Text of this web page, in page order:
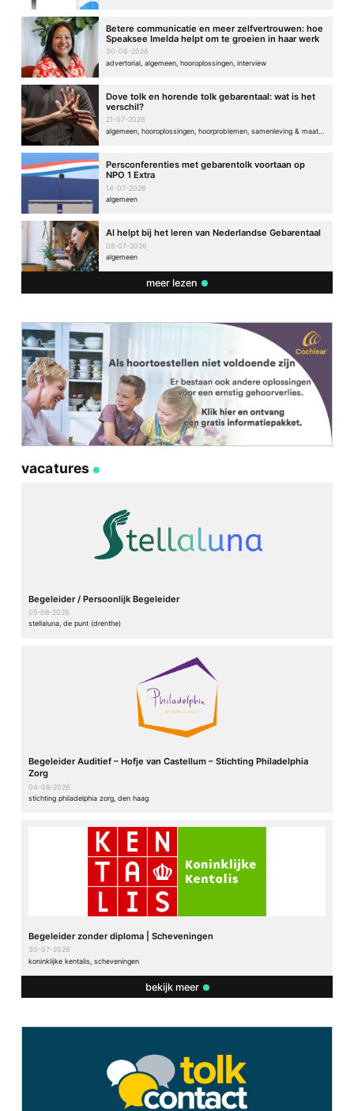
Betere communicatie en meer zelfvertrouwen: hoe
Speaksee Imelda helpt om te groeien in haar werk
30-06-2026
advertorial, algemeen, hooroplossingen, interview
Dove tolk en horende tolk gebarentaal: wat is het
verschil?
21-07-2026
Persconferenties met gebarentolk voortaan op
NPO 1 Extra
14-07-2026
algemeen
AI helpt bij het leren van Nederlandse Gebarentaal
08-07-2026
algemeen
meer lezen
vacatures
Begeleider / Persoonlijk Begeleider
05-08-2026
stellaluna, de punt (drenthe)
Begeleider Auditief – Hofje van Castellum – Stichting Philadelphia
Zorg
04-08-2026
stichting philadelphia zorg, den haag
Begeleider zonder diploma | Scheveningen
30-07-2026
koninklijke kentalis, scheveningen
bekijk meer